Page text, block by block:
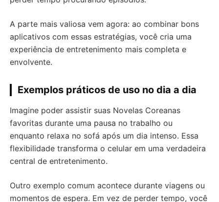
A parte mais valiosa vem agora: ao combinar bons
aplicativos com essas estratégias, você cria uma
experiência de entretenimento mais completa e
envolvente.
Exemplos práticos de uso no dia a dia
Imagine poder assistir suas Novelas Coreanas
favoritas durante uma pausa no trabalho ou
enquanto relaxa no sofá após um dia intenso. Essa
flexibilidade transforma o celular em uma verdadeira
central de entretenimento.
Outro exemplo comum acontece durante viagens ou
momentos de espera. Em vez de perder tempo, você